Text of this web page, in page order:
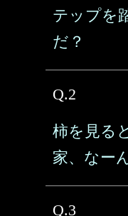
テップを
だ？
Q.2
柿を見る
家、なー
Q.3